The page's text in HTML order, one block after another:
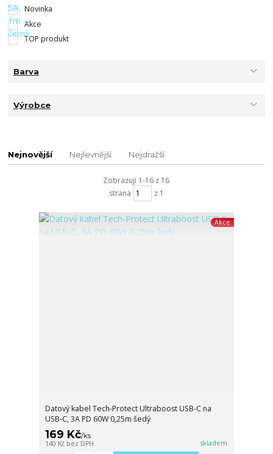
Novinka
Akce
TOP produkt
Barva
Výrobce
Nejnovější Nejlevnější Nejdražší
Zobrazuji 1-16 z 16
strana
z 1
Akce
Datový kabel Tech-Protect Ultraboost USB-C na
USB-C, 3A PD 60W 0,25m šedý
169 Kč/ks
140 Kč bez DPH skladem